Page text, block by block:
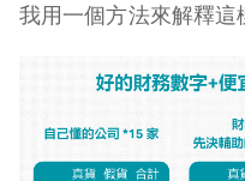
我用一個方法來解釋這